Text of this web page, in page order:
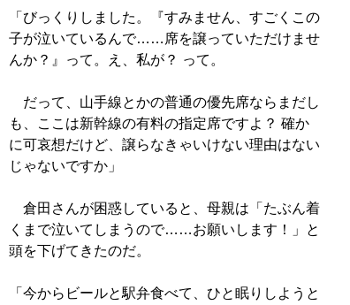
「びっくりしました。『すみません、すごくこの
子が泣いているんで……席を譲っていただけませ
んか？』って。え、私が？ って。
だって、山手線とかの普通の優先席ならまだし
も、ここは新幹線の有料の指定席ですよ？ 確か
に可哀想だけど、譲らなきゃいけない理由はない
じゃないですか」
倉田さんが困惑していると、母親は「たぶん着
くまで泣いてしまうので……お願いします！」と
頭を下げてきたのだ。
「今からビールと駅弁食べて、ひと眠りしようと